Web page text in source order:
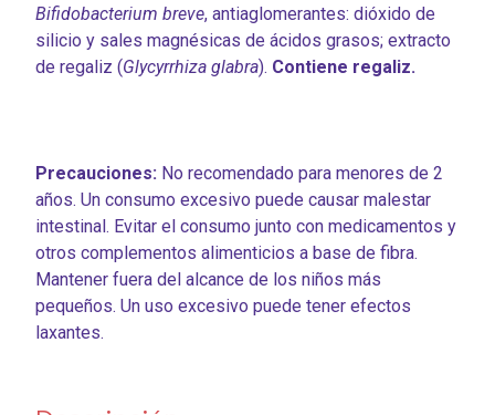
Bifidobacterium breve, antiaglomerantes: dióxido de
silicio y sales magnésicas de ácidos grasos; extracto
de regaliz (Glycyrrhiza glabra). Contiene regaliz.
Precauciones: No recomendado para menores de 2
años. Un consumo excesivo puede causar malestar
intestinal. Evitar el consumo junto con medicamentos y
otros complementos alimenticios a base de fibra.
Mantener fuera del alcance de los niños más
pequeños. Un uso excesivo puede tener efectos
laxantes.